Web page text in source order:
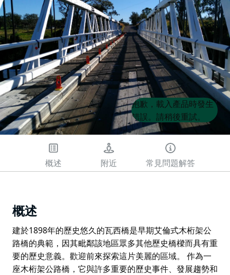
Product
List
Product
List
抱歉，載入產品時發生
錯誤。請稍後重試。
概述 附近 常見問題解答
概述
建於1898年的歷史悠久的瓦西橋是早期艾倫式木桁架公
路橋的典範，因其毗鄰該地區眾多其他歷史橋樑而具有重
要的歷史意義。歡迎前來探索這片美麗的區域。 作為一
座木桁架公路橋，它與許多重要的歷史事件、發展趨勢和